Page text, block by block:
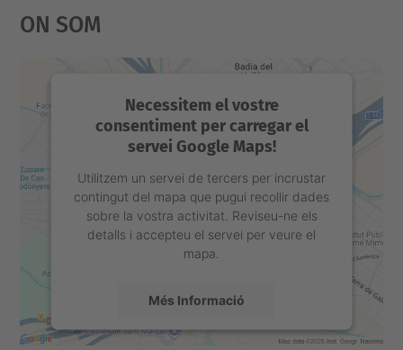
On Som
Necessitem el vostre
consentiment per carregar el
servei Google Maps!
Utilitzem un servei de tercers per incrustar
contingut del mapa que pugui recollir dades
sobre la vostra activitat. Reviseu-ne els
detalls i accepteu el servei per veure el
mapa.
Més Informació